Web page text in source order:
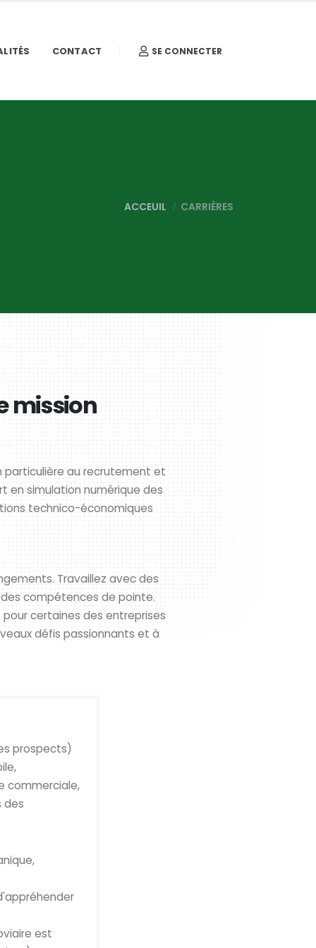
CONTACT SE CONNECTER
ACCEUIL CARRIÈRES
mission
particulière au recrutement et
en simulation numérique des
technico-économiques
Travaillez avec des
compétences de pointe.
certaines des entreprises
défis passionnants et à
prospects)
commerciale,
des
est